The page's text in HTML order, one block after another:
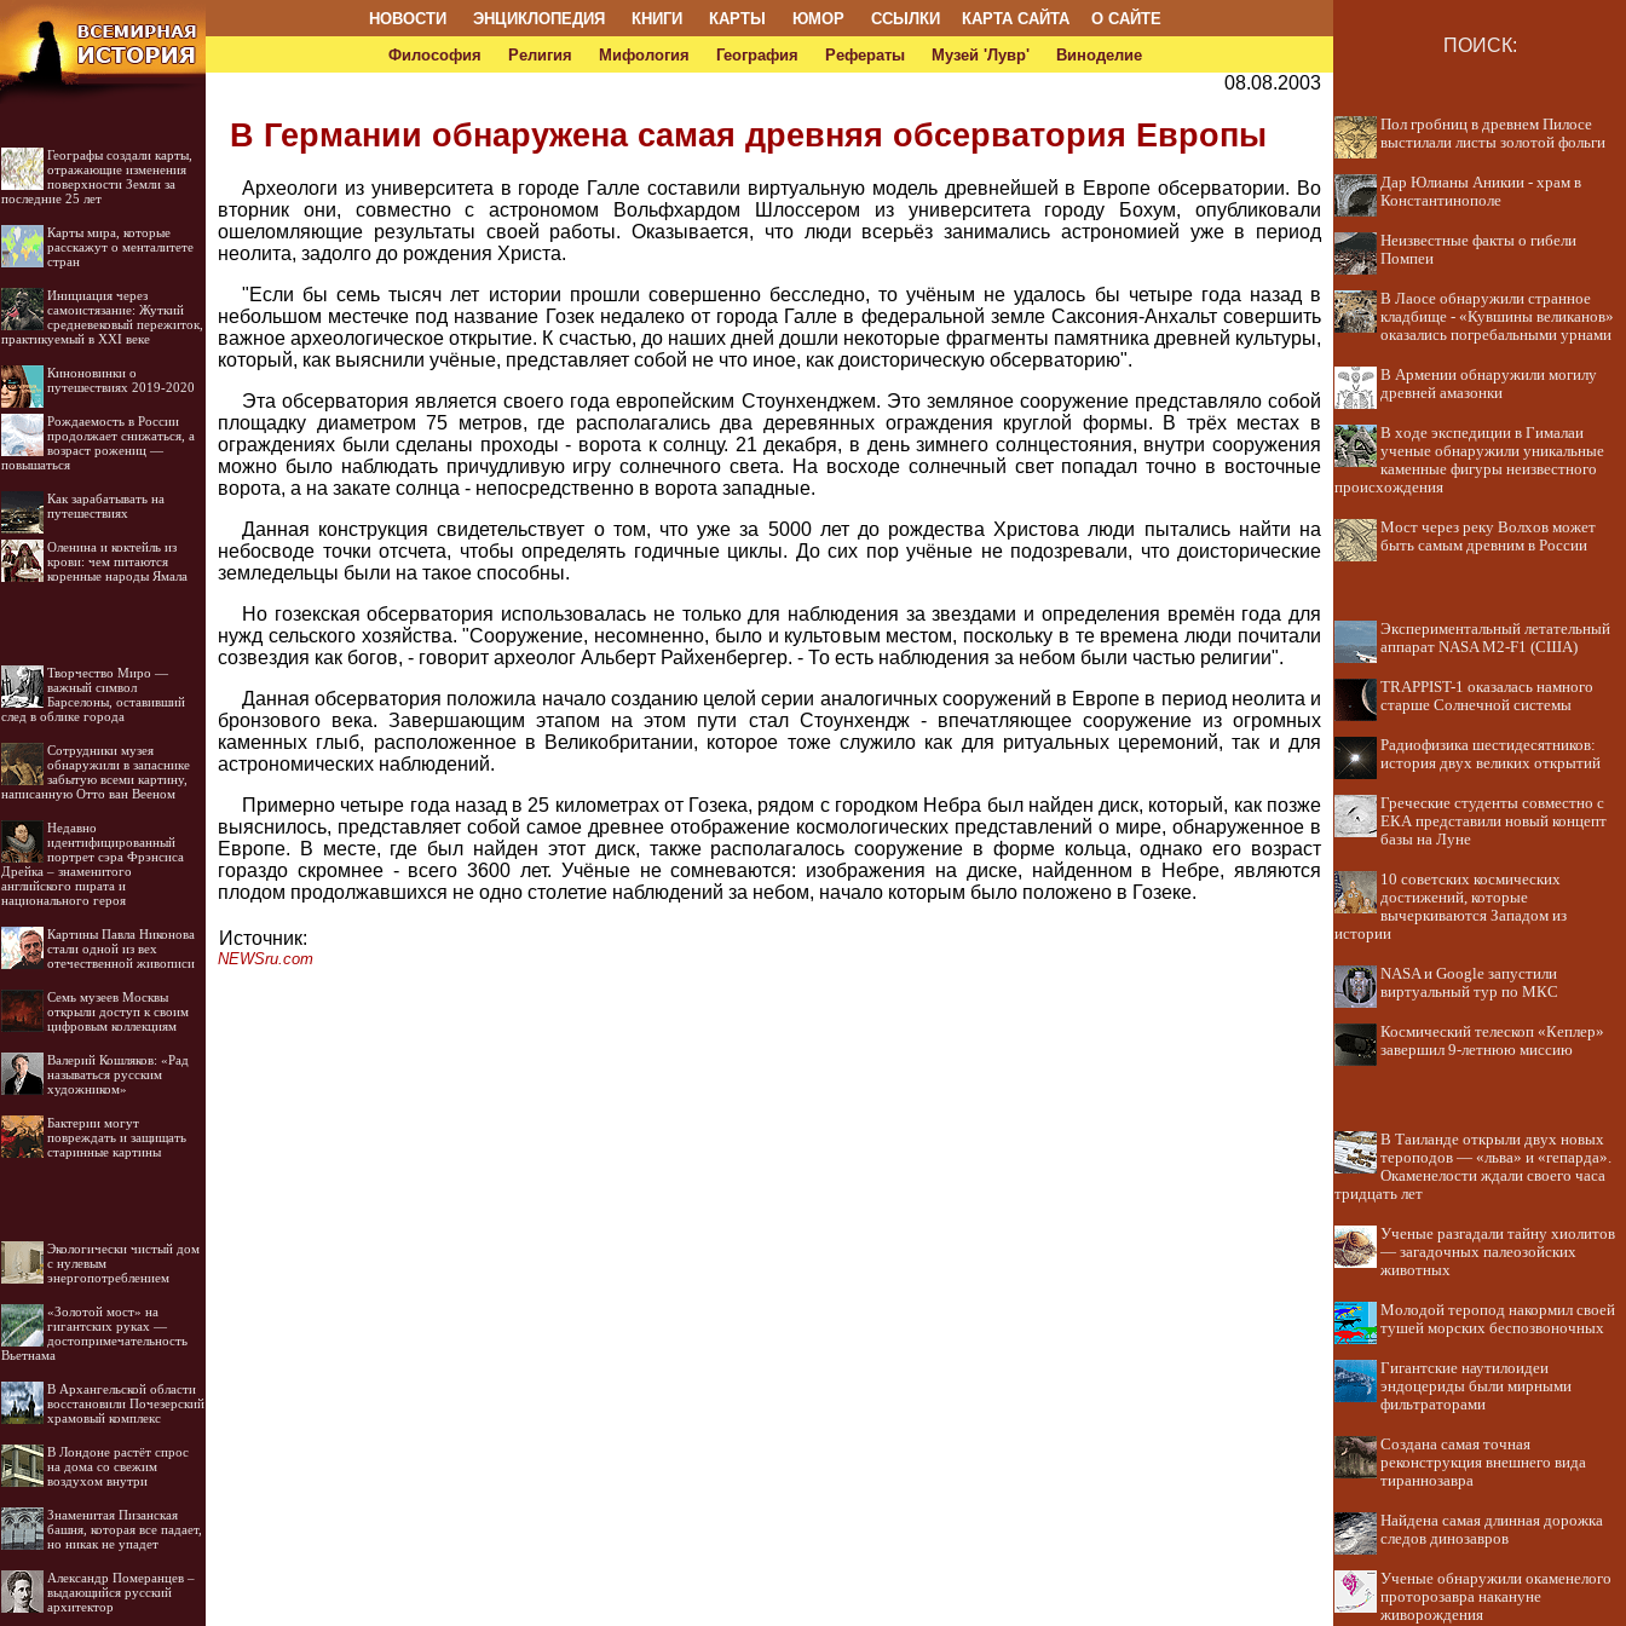
НОВОСТИ ЭНЦИКЛОПЕДИЯ КНИГИ КАРТЫ ЮМОР ССЫЛКИ КАРТА САЙТА
О САЙТЕ
Философия
Религия Мифология География Рефераты Музей 'Лувр' Виноделие ПОИСК:
Географы создали карты,
отражающие изменения
поверхности Земли за
последние 25 лет
Карты мира, которые
расскажут о менталитете
стран
Инициация через
самоистязание: Жуткий
средневековый пережиток,
практикуемый в XXI веке
Киноновинки о
путешествиях 2019-2020
Рождаемость в России
продолжает снижаться, а
возраст рожениц —
повышаться
Как зарабатывать на
путешествиях
Оленина и коктейль из
крови: чем питаются
коренные народы Ямала
Творчество Миро —
важный символ
Барселоны, оставивший
след в облике города
Cотрудники музея
обнаружили в запаснике
забытую всеми картину,
написанную Отто ван Вееном
Недавно
идентифицированный
портрет сэра Фрэнсиса
Дрейка – знаменитого
английского пирата и
национального героя
Картины Павла Никонова
стали одной из вех
отечественной живописи
Семь музеев Москвы
открыли доступ к своим
цифровым коллекциям
Валерий Кошляков: «Рад
называться русским
художником»
Бактерии могут
повреждать и защищать
старинные картины
Экологически чистый дом
с нулевым
энергопотреблением
«Золотой мост» на
гигантских руках —
достопримечательность
Вьетнама
В Архангельской области
восстановили Почезерский
храмовый комплекс
В Лондоне растёт спрос
на дома со свежим
воздухом внутри
Знаменитая Пизанская
башня, которая все падает,
но никак не упадет
Александр Померанцев –
выдающийся русский
архитектор
08.08.2003
В Германии обнаружена самая древняя обсерватория Европы
Археологи из университета в городе Галле составили виртуальную модель древнейшей в Европе обсерватории. Во
вторник они, совместно с астрономом Вольфхардом Шлоссером из университета городу Бохум, опубликовали
ошеломляющие результаты своей работы. Оказывается, что люди всерьёз занимались астрономией уже в период
неолита, задолго до рождения Христа.
"Если бы семь тысяч лет истории прошли совершенно бесследно, то учёным не удалось бы четыре года назад в
небольшом местечке под название Гозек недалеко от города Галле в федеральной земле Саксония-Анхальт совершить
важное археологическое открытие. К счастью, до наших дней дошли некоторые фрагменты памятника древней культуры,
который, как выяснили учёные, представляет собой не что иное, как доисторическую обсерваторию".
Эта обсерватория является своего года европейским Стоунхенджем. Это земляное сооружение представляло собой
площадку диаметром 75 метров, где располагались два деревянных ограждения круглой формы. В трёх местах в
ограждениях были сделаны проходы - ворота к солнцу. 21 декабря, в день зимнего солнцестояния, внутри сооружения
можно было наблюдать причудливую игру солнечного света. На восходе солнечный свет попадал точно в восточные
ворота, а на закате солнца - непосредственно в ворота западные.
Данная конструкция свидетельствует о том, что уже за 5000 лет до рождества Христова люди пытались найти на
небосводе точки отсчета, чтобы определять годичные циклы. До сих пор учёные не подозревали, что доисторические
земледельцы были на такое способны.
Но гозекская обсерватория использовалась не только для наблюдения за звездами и определения времён года для
нужд сельского хозяйства. "Сооружение, несомненно, было и культовым местом, поскольку в те времена люди почитали
созвездия как богов, - говорит археолог Альберт Райхенбергер. - То есть наблюдения за небом были частью религии".
Данная обсерватория положила начало созданию целой серии аналогичных сооружений в Европе в период неолита и
бронзового века. Завершающим этапом на этом пути стал Стоунхендж - впечатляющее сооружение из огромных
каменных глыб, расположенное в Великобритании, которое тоже служило как для ритуальных церемоний, так и для
астрономических наблюдений.
Примерно четыре года назад в 25 километрах от Гозека, рядом с городком Небра был найден диск, который, как позже
выяснилось, представляет собой самое древнее отображение космологических представлений о мире, обнаруженное в
Европе. В месте, где был найден этот диск, также располагалось сооружение в форме кольца, однако его возраст
гораздо скромнее - всего 3600 лет. Учёные не сомневаются: изображения на диске, найденном в Небре, являются
плодом продолжавшихся не одно столетие наблюдений за небом, начало которым было положено в Гозеке.
Источник:
NEWSru.com
Пол гробниц в древнем Пилосе
выстилали листы золотой фольги
Дар Юлианы Аникии - храм в
Константинополе
Неизвестные факты о гибели
Помпеи
В Лаосе обнаружили странное
кладбище - «Кувшины великанов»
оказались погребальными урнами
В Армении обнаружили могилу
древней амазонки
В ходе экспедиции в Гималаи
ученые обнаружили уникальные
каменные фигуры неизвестного
происхождения
Мост через реку Волхов может
быть самым древним в России
Экспериментальный летательный
аппарат NASA M2-F1 (США)
TRAPPIST-1 оказалась намного
старше Солнечной системы
Радиофизика шестидесятников:
история двух великих открытий
Греческие студенты совместно с
ЕКА представили новый концепт
базы на Луне
10 советских космических
достижений, которые
вычеркиваются Западом из
истории
NASA и Google запустили
виртуальный тур по МКС
Космический телескоп «Кеплер»
завершил 9-летнюю миссию
В Таиланде открыли двух новых
тероподов — «льва» и «гепарда».
Окаменелости ждали своего часа
тридцать лет
Ученые разгадали тайну хиолитов
— загадочных палеозойских
животных
Молодой теропод накормил своей
тушей морских беспозвоночных
Гигантские наутилоидеи
эндоцериды были мирными
фильтраторами
Создана самая точная
реконструкция внешнего вида
тираннозавра
Найдена самая длинная дорожка
следов динозавров
Ученые обнаружили окаменелого
проторозавра накануне
живорождения